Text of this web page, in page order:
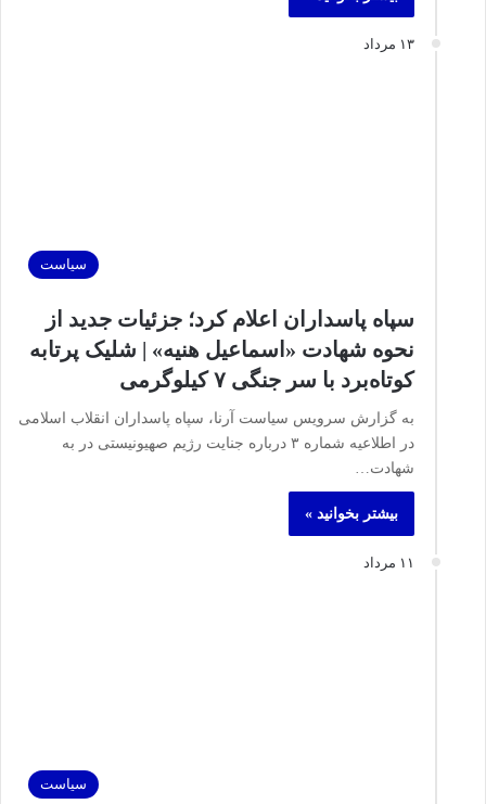
۱۳ مرداد
سیاست
سپاه پاسداران اعلام کرد؛ جزئیات جدید از
نحوه شهادت «اسماعیل هنیه» | شلیک پرتابه
کوتاه‌برد با سر جنگی ۷ کیلوگرمی
به گزارش سرویس سیاست آرنا، سپاه پاسداران انقلاب اسلامی
در اطلاعیه شماره ۳ درباره جنایت رژیم صهیونیستی در به
شهادت…
بیشتر بخوانید »
۱۱ مرداد
سیاست